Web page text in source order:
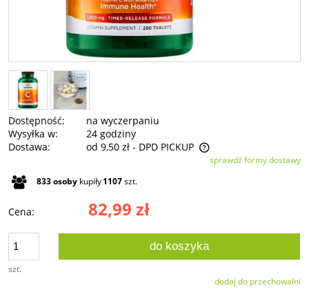
Dostępność:
na wyczerpaniu
Wysyłka w:
24 godziny
Dostawa:
od 9,50 zł - DPD PICKUP
Cena nie zawiera ewentualnych kosztów płatnościsprawdź formy dostawy
833osoby kupiły1107szt.
Cena: 82,99 zł
szt.
do koszyka
dodaj do przechowalni